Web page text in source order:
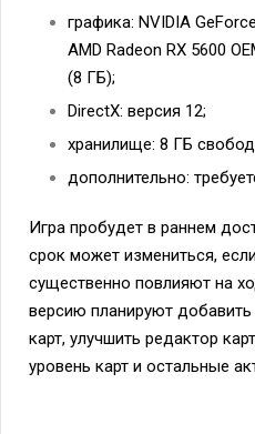
графика: NVIDIA
AMD Radeon RX 5600
(8 ГБ);
DirectX: версия 12;
хранилище: 8 ГБ
дополнительно:
Игра пробудет в раннем
срок может измениться,
существенно повлияют на
версию планируют
карт, улучшить редактор
уровень карт и остальные